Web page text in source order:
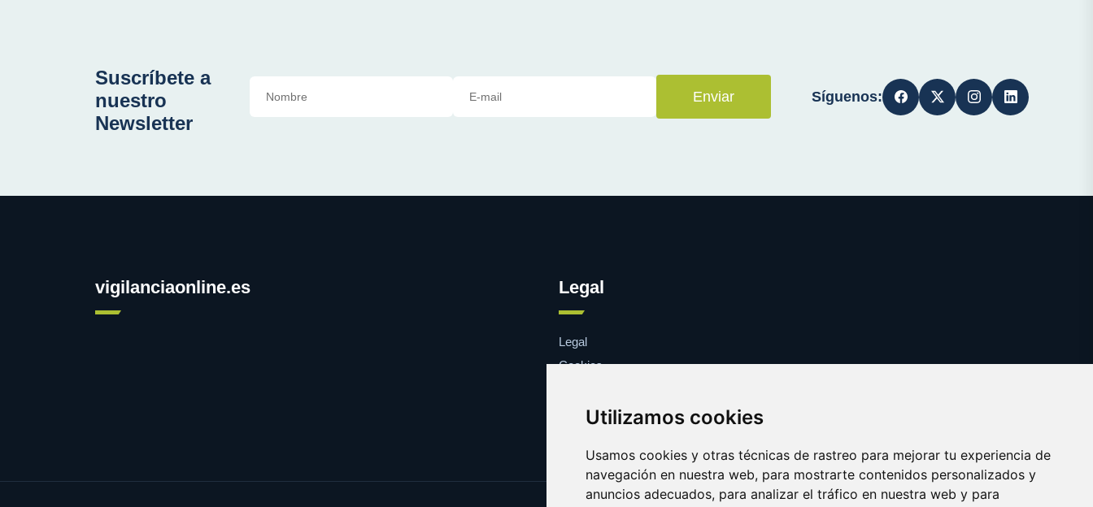
Utilizamos cookies
Usamos cookies y otras técnicas de rastreo para mejorar tu experiencia de
navegación en nuestra web, para mostrarte contenidos personalizados y
anuncios adecuados, para analizar el tráfico en nuestra web y para
Suscríbete a
nuestro
Newsletter
Enviar Síguenos:
vigilanciaonline.es Legal
Legal
Cookies